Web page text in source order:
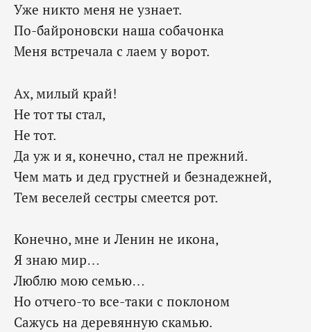
Уже никто меня не узнает.
По-байроновски наша собачонка
Меня встречала с лаем у ворот.
Ах, милый край!
Не тот ты стал,
Не тот.
Да уж и я, конечно, стал не прежний.
Чем мать и дед грустней и безнадежней,
Тем веселей сестры смеется рот.
Конечно, мне и Ленин не икона,
Я знаю мир…
Люблю мою семью…
Но отчего-то все-таки с поклоном
Сажусь на деревянную скамью.